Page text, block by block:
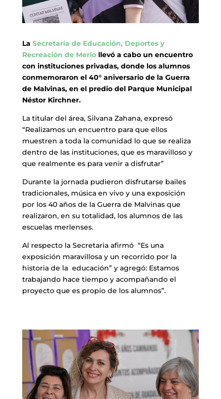
La Secretaría de Educación, Deportes y
Recreación de Merlollevó a cabo un encuentro
con instituciones privadas, donde los alumnos
conmemoraron el 40° aniversario de la Guerra
de Malvinas, en el predio del Parque Municipal
Néstor Kirchner.
La titular del área, Silvana Zahana, expresó
“Realizamos un encuentro para que ellos
muestren a toda la comunidad lo que se realiza
dentro de las instituciones, que es maravilloso y
que realmente es para venir a disfrutar”
Durante la jornada pudieron disfrutarse bailes
tradicionales, música en vivo y una exposición
por los 40 años de la Guerra de Malvinas que
realizaron, en su totalidad, los alumnos de las
escuelas merlenses.
Al respecto la Secretaria afirmó “Es una
exposición maravillosa y un recorrido por la
historia de la educación” y agregó: Estamos
trabajando hace tiempo y acompañando el
proyecto que es propio de los alumnos”.